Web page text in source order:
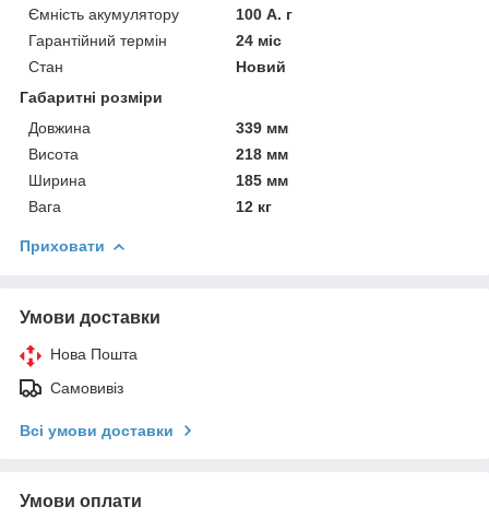
Ємність акумулятору
100 А. г
Гарантійний термін
24 міс
Стан
Новий
Габаритні розміри
Довжина
339 мм
Висота
218 мм
Ширина
185 мм
Вага
12 кг
Приховати
Умови доставки
Нова Пошта
Самовивіз
Всі умови доставки
Умови оплати